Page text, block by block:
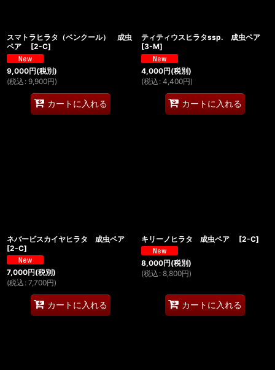
スマトラヒラタ（ベンクール） 成虫
ペア
[2-C]
9,000円(税別)
(税込 : 9,900円)
カートに入れる
ティティウスヒラタssp. 成虫ペア
[3-M]
4,000円(税別)
(税込 : 4,400円)
カートに入れる
ネバービスカイヤヒラタ 成虫ペア
[2-C]
7,000円(税別)
(税込 : 7,700円)
カートに入れる
キリーノヒラタ 成虫ペア [2-C]
8,000円(税別)
(税込 : 8,800円)
カートに入れる